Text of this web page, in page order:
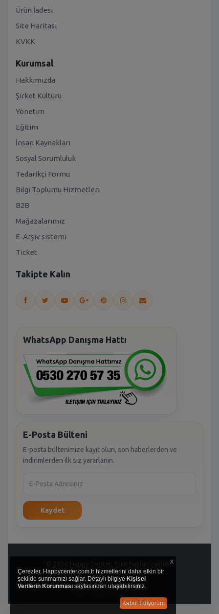
Ürün İadesi
Site Haritası
KVKK
Kurumsal
Hakkımızda
Şirket Kültürü
Yönetim
Eğitim
İnsan Kaynakları
Sosyal Sorumluluk
Tedarikçi Formu
Bilgi Toplumu Hizmetleri
B2B
Mağazalarımız
E-Arşiv sistemi
Ticket
Takipte Kalın
WhatsApp Danışma Hattı
E-Posta Bülteni
E-posta bültenimize kayıt olun, son haberlerden ve
indirimlerden ilk siz yararlanın.
Kaydet
© 2026 Happy Center. Tüm hakları saklıdır.
x
Çerezler, Happycenter.com.tr hizmetlerini daha etkin bir
şekilde sunmamızı sağlar. Detaylı bilgiye Kişisel
Verilerin Korunması sayfasından ulaşabilirsiniz.
Kabul Ediyorum